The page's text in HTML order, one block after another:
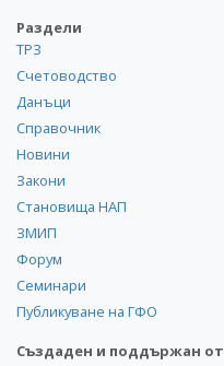
Раздели
ТРЗ
Счетоводство
Данъци
Справочник
Новини
Закони
Становища НАП
ЗМИП
Форум
Семинари
Публикуване на ГФО
Създаден и поддържан от